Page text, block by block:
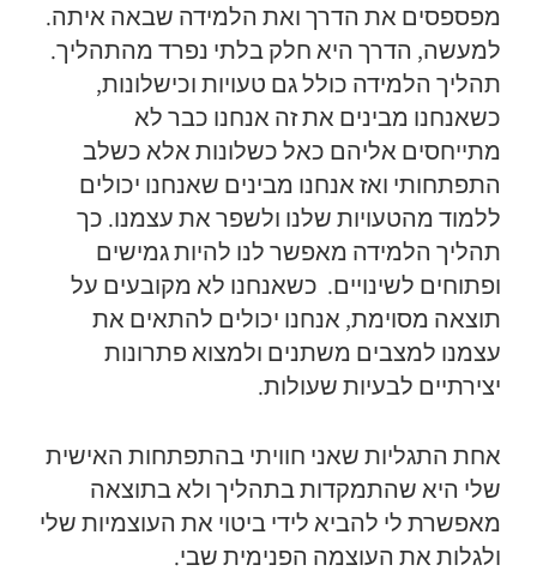
מפספסים את הדרך ואת הלמידה שבאה איתה.
למעשה, הדרך היא חלק בלתי נפרד מהתהליך.
תהליך הלמידה כולל גם טעויות וכישלונות,
כשאנחנו מבינים את זה אנחנו כבר לא
מתייחסים אליהם כאל כשלונות אלא כשלב
התפתחותי ואז אנחנו מבינים שאנחנו יכולים
ללמוד מהטעויות שלנו ולשפר את עצמנו. כך
תהליך הלמידה מאפשר לנו להיות גמישים
ופתוחים לשינויים. כשאנחנו לא מקובעים על
תוצאה מסוימת, אנחנו יכולים להתאים את
עצמנו למצבים משתנים ולמצוא פתרונות
יצירתיים לבעיות שעולות.
אחת התגליות שאני חוויתי בהתפתחות האישית
שלי היא שהתמקדות בתהליך ולא בתוצאה
מאפשרת לי להביא לידי ביטוי את העוצמיות שלי
ולגלות את העוצמה הפנימית שבי.